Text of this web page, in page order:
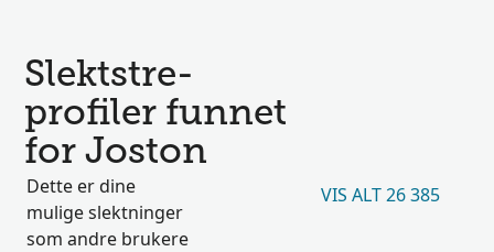
Slektstre-
profiler funnet
for Joston
Dette er dine
mulige slektninger
som andre brukere
VIS ALT 26 385